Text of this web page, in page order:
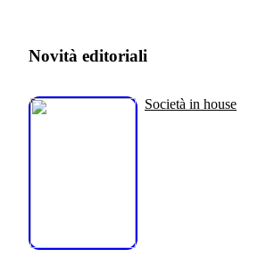
Novità editoriali
Società in house